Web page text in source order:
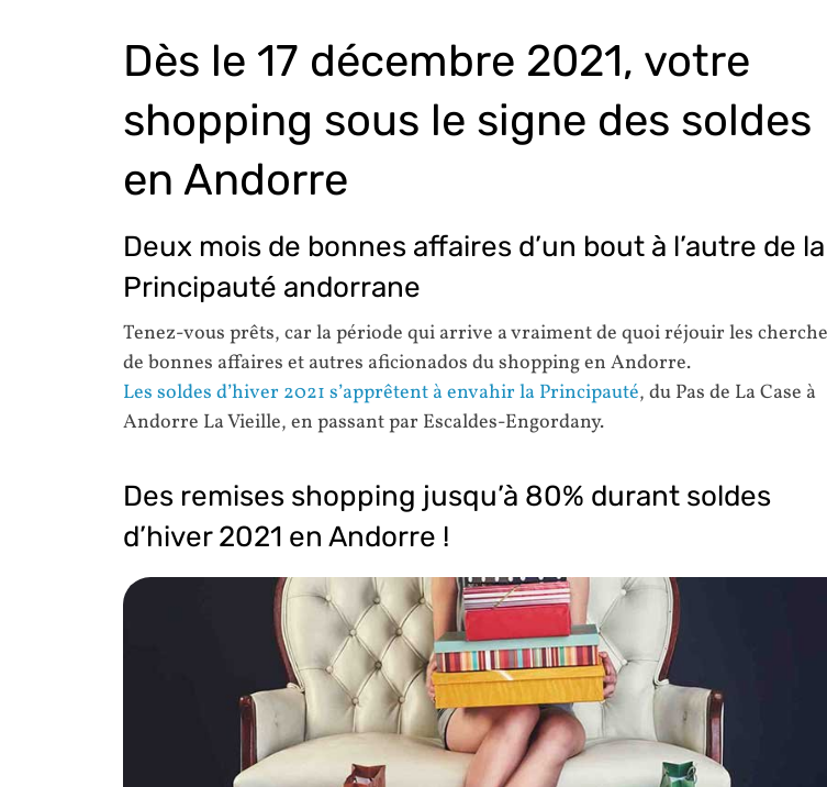
Dès le 17 décembre 2021, votre
shopping sous le signe des soldes
en Andorre
Deux mois de bonnes affaires d’un bout à l’autre de la
Principauté andorrane
Tenez-vous prêts, car la période qui arrive a vraiment de quoi réjouir les
de bonnes affaires et autres aficionados du shopping en Andorre.
Les soldes d’hiver 2021 s’apprêtent à envahir la Principauté, du Pas de La Case à
Andorre La Vieille, en passant par Escaldes-Engordany.
Des remises shopping jusqu’à 80% durant soldes
d’hiver 2021 en Andorre !